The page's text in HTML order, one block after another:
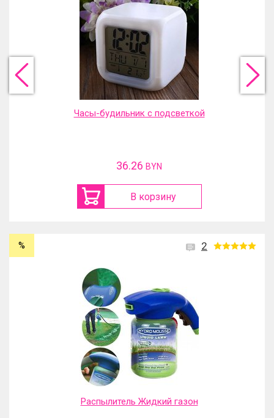
Часы-будильник с подсветкой
36.26 BYN
В корзину
2
%
Распылитель Жидкий газон